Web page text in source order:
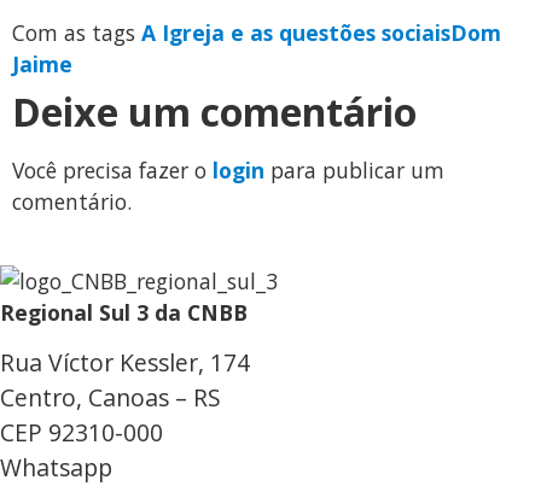
Com as tags A Igreja e as questões sociaisDom
Jaime
Deixe um comentário
Você precisa fazer o login para publicar um
comentário.
Regional Sul 3 da CNBB
Rua Víctor Kessler, 174
Centro, Canoas – RS
CEP 92310-000
Whatsapp